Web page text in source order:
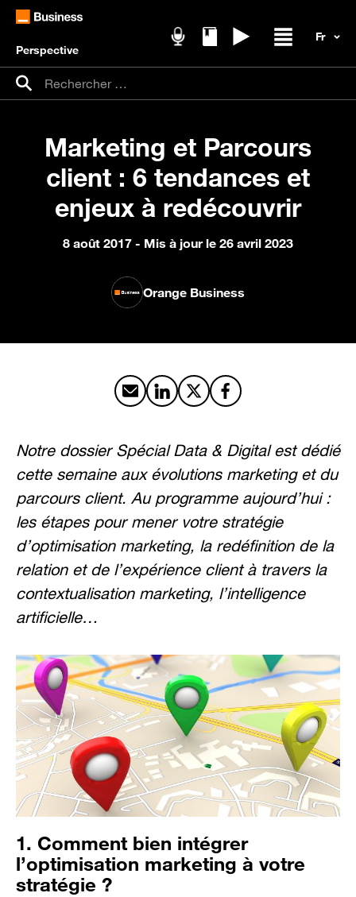
Perspective
Recherche pour :
Rechercher
Marketing et Parcours
client : 6 tendances et
enjeux à redécouvrir
8 août 2017 - Mis à jour le 26 avril 2023
Orange Business
Partager par email
Partager sur LinkedIn
Partager sur X
Partager sur Facebook
Notre dossier Spécial Data & Digital est dédié
cette semaine aux évolutions marketing et du
parcours client. Au programme aujourd’hui :
les étapes pour mener votre stratégie
d’optimisation marketing, la redéfinition de la
relation et de l’expérience client à travers la
contextualisation marketing, l’intelligence
artificielle…
1. Comment bien intégrer
l’optimisation marketing à votre
stratégie ?